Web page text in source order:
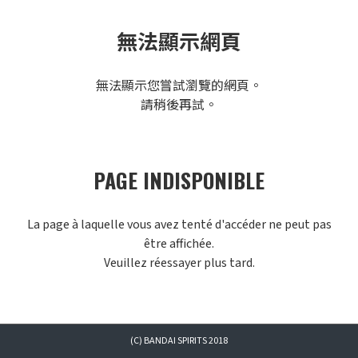
無法顯示網頁
無法顯示您嘗試瀏覽的網頁。
請稍後再試。
PAGE INDISPONIBLE
La page à laquelle vous avez tenté d'accéder ne peut pas
être affichée.
Veuillez réessayer plus tard.
(C) BANDAI SPIRITS 2018